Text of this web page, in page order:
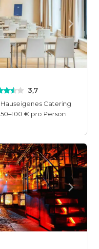
3,7
Hauseigenes Catering
50–100 € pro Person